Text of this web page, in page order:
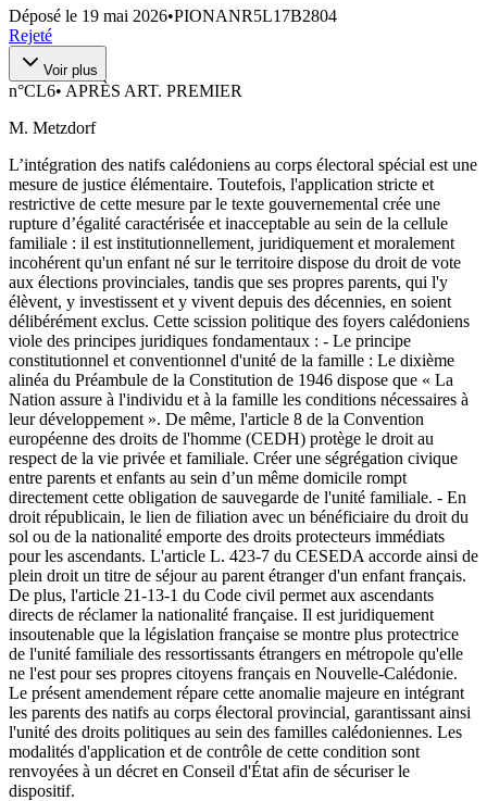
Déposé le 19 mai 2026•PIONANR5L17B2804
Rejeté
Voir plus
n°CL6• APRÈS ART. PREMIER
M. Metzdorf
L’intégration des natifs calédoniens au corps électoral spécial est une
mesure de justice élémentaire. Toutefois, l'application stricte et
restrictive de cette mesure par le texte gouvernemental crée une
rupture d’égalité caractérisée et inacceptable au sein de la cellule
familiale : il est institutionnellement, juridiquement et moralement
incohérent qu'un enfant né sur le territoire dispose du droit de vote
aux élections provinciales, tandis que ses propres parents, qui l'y
élèvent, y investissent et y vivent depuis des décennies, en soient
délibérément exclus. Cette scission politique des foyers calédoniens
viole des principes juridiques fondamentaux : - Le principe
constitutionnel et conventionnel d'unité de la famille : Le dixième
alinéa du Préambule de la Constitution de 1946 dispose que « La
Nation assure à l'individu et à la famille les conditions nécessaires à
leur développement ». De même, l'article 8 de la Convention
européenne des droits de l'homme (CEDH) protège le droit au
respect de la vie privée et familiale. Créer une ségrégation civique
entre parents et enfants au sein d’un même domicile rompt
directement cette obligation de sauvegarde de l'unité familiale. - En
droit républicain, le lien de filiation avec un bénéficiaire du droit du
sol ou de la nationalité emporte des droits protecteurs immédiats
pour les ascendants. L'article L. 423-7 du CESEDA accorde ainsi de
plein droit un titre de séjour au parent étranger d'un enfant français.
De plus, l'article 21-13-1 du Code civil permet aux ascendants
directs de réclamer la nationalité française. Il est juridiquement
insoutenable que la législation française se montre plus protectrice
de l'unité familiale des ressortissants étrangers en métropole qu'elle
ne l'est pour ses propres citoyens français en Nouvelle-Calédonie.
Le présent amendement répare cette anomalie majeure en intégrant
les parents des natifs au corps électoral provincial, garantissant ainsi
l'unité des droits politiques au sein des familles calédoniennes. Les
modalités d'application et de contrôle de cette condition sont
renvoyées à un décret en Conseil d'État afin de sécuriser le
dispositif.